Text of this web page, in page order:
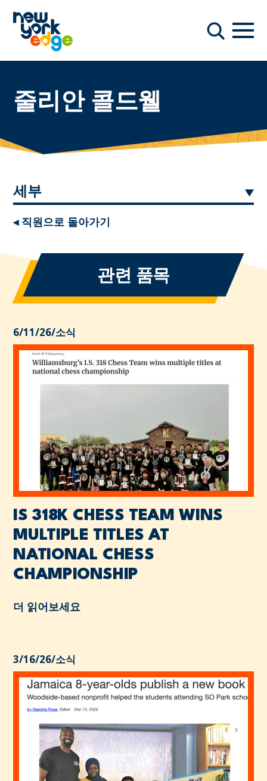
찾다
항해
줄리안 콜드웰
세부
◂ 직원으로 돌아가기
관련 품목
6/11/26/소식
IS 318K CHESS TEAM WINS
MULTIPLE TITLES AT
NATIONAL CHESS
CHAMPIONSHIP
더 읽어보세요
3/16/26/소식